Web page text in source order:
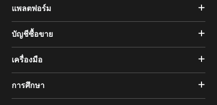
แพลตฟอร์ม
บัญชีซื้อขาย
เครื่องมือ
การศึกษา